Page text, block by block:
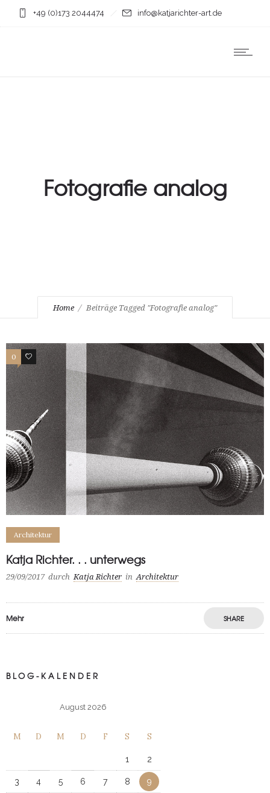
+49 (0)173 2044474 info@katjarichter-art.de
Fotografie analog
Home Beiträge Tagged "Fotografie analog"
0 19
Architektur
Katja Richter. . . unterwegs
29/09/2017 durch Katja Richter in Architektur
Mehr SHARE
BLOG-KALENDER
August 2026
M D M D F S S
1 2
3 4 5 6 7 8 9